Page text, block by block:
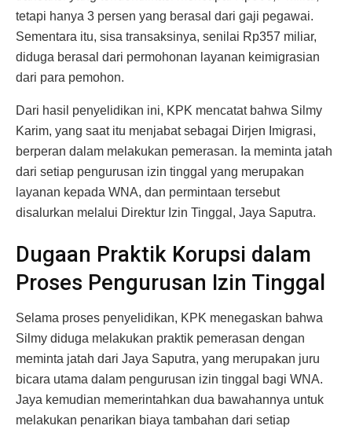
tetapi hanya 3 persen yang berasal dari gaji pegawai.
Sementara itu, sisa transaksinya, senilai Rp357 miliar,
diduga berasal dari permohonan layanan keimigrasian
dari para pemohon.
Dari hasil penyelidikan ini, KPK mencatat bahwa Silmy
Karim, yang saat itu menjabat sebagai Dirjen Imigrasi,
berperan dalam melakukan pemerasan. Ia meminta jatah
dari setiap pengurusan izin tinggal yang merupakan
layanan kepada WNA, dan permintaan tersebut
disalurkan melalui Direktur Izin Tinggal, Jaya Saputra.
Dugaan Praktik Korupsi dalam
Proses Pengurusan Izin Tinggal
Selama proses penyelidikan, KPK menegaskan bahwa
Silmy diduga melakukan praktik pemerasan dengan
meminta jatah dari Jaya Saputra, yang merupakan juru
bicara utama dalam pengurusan izin tinggal bagi WNA.
Jaya kemudian memerintahkan dua bawahannya untuk
melakukan penarikan biaya tambahan dari setiap